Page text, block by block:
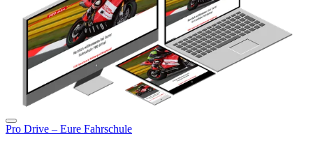
Pro Drive – Eure Fahrschule